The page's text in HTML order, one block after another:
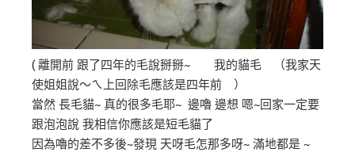
( 離開前 跟了四年的毛說掰掰~ 我的貓毛 （我家天
使姐姐說～ㄟ上回除毛應該是四年前 ）
當然 長毛貓~ 真的很多毛耶~ 邊嚕 邊想 嗯~回家一定要
跟泡泡說 我相信你應該是短毛貓了
因為嚕的差不多後~發現 天呀毛怎那多呀~ 滿地都是 ~